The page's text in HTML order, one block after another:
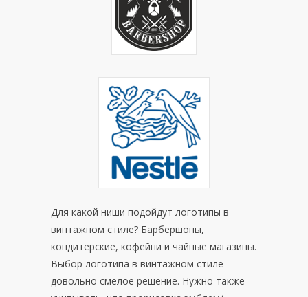
Для какой ниши подойдут логотипы в
винтажном стиле? Барбершопы,
кондитерские, кофейни и чайные магазины.
Выбор логотипа в винтажном стиле
довольно смелое решение. Нужно также